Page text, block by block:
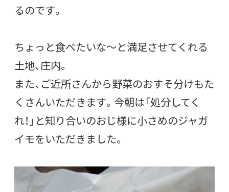
るのです。
ちょっと食べたいな～と満足させてくれる
土地、庄内。
また、ご近所さんから野菜のおすそ分けもた
くさんいただきます。今朝は「処分してく
れ！」と知り合いのおじ様に小さめのジャガ
イモをいただきました。